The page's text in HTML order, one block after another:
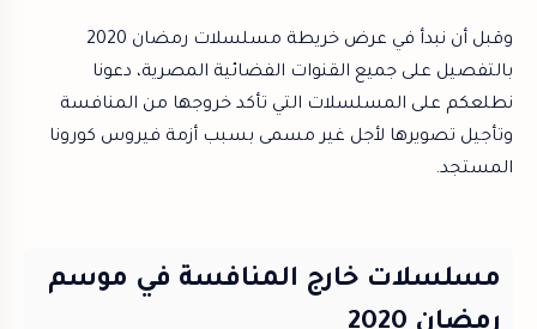
وقبل أن نبدأ في عرض خريطة مسلسلات رمضان 2020
بالتفصيل على جميع القنوات الفضائية المصرية، دعونا
نطلعكم على المسلسلات التي تأكد خروجها من المنافسة
وتأجيل تصويرها لأجل غير مسمى بسبب أزمة فيروس كورونا
المستجد.
مسلسلات خارج المنافسة في موسم